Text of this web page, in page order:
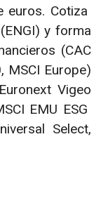
euros. Cotiza
y forma
(CAC
MSCI Europe)
Vigeo
EMU ESG
Select,